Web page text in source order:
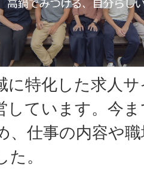
に特化した求人
しています。今
、仕事の内容や
。